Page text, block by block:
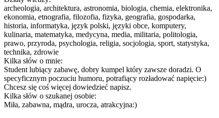
archeologia, architektura, astronomia, biologia, chemia, elektronika,
ekonomia, etnografia, filozofia, fizyka, geografia, gospodarka,
historia, informatyka, język polski, języki obce, komputery,
kulinaria, matematyka, medycyna, media, militaria, politologia,
prawo, przyroda, psychologia, religia, socjologia, sport, statystyka,
technika, zdrowie
Kilka słów o mnie:
Student lubiący zabawę, dobry kumpel który zawsze doradzi. O
specyficznym poczuciu humoru, potrafiący rozładować napięcie:)
Chcesz się coś więcej dowiedzieć napisz.
Kilka słów o szukanej osobie:
Miła, zabawna, mądra, urocza, atrakcyjna:)